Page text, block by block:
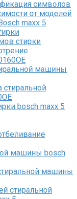
символов
от моделей
maxx 5
стирки
машины
стиральной
bosch maxx 5
машины bosch
машины
стиральной